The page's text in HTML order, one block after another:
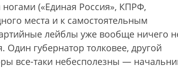
(«Единая Россия», КПРФ,
места и к самостоятельным
лейблы уже вообще ничего
Один губернатор толковее, другой
все-таки небесполезны —